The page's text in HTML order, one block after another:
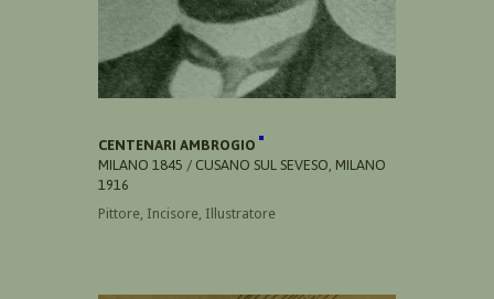
CENTENARI AMBROGIO
MILANO 1845 / CUSANO SUL SEVESO, MILANO
1916
Pittore, Incisore, Illustratore